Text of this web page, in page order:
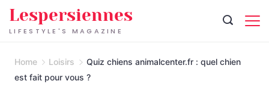
Skip
toLIFESTYLE'S MAGAZINE
Lespersiennes
Home Loisirs
Quiz chiens animalcenter.fr : quel chien
est fait pour vous ?